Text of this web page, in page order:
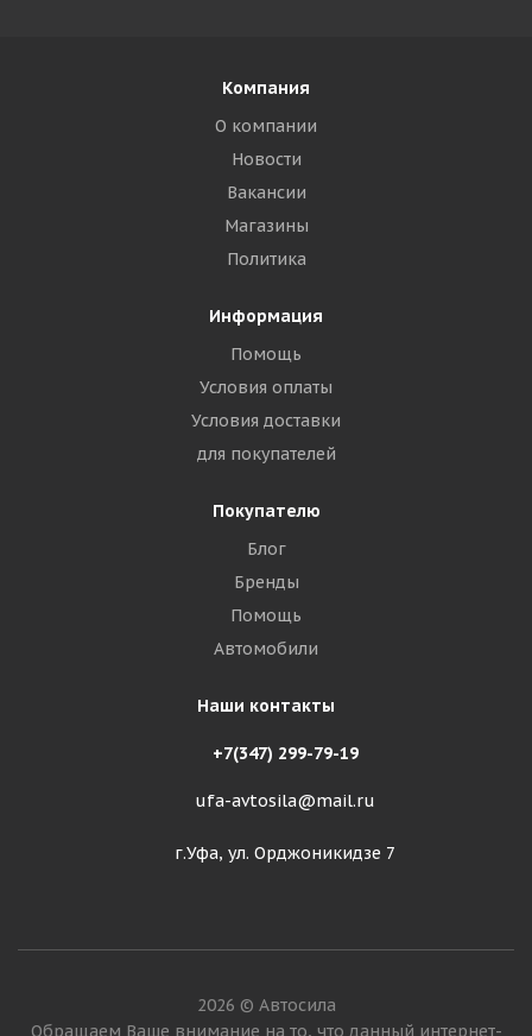
Компания
О компании
Новости
Вакансии
Магазины
Политика
Информация
Помощь
Условия оплаты
Условия доставки
для покупателей
Покупателю
Блог
Бренды
Помощь
Автомобили
Наши контакты
+7(347) 299-79-19
ufa-avtosila@mail.ru
г.Уфа, ул. Орджоникидзе 7
2026 © Автосила
Обращаем Ваше внимание на то, что данный интернет-